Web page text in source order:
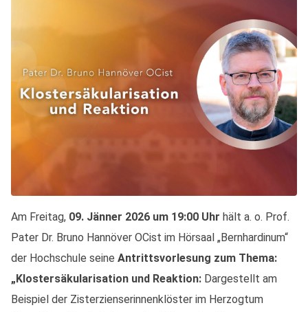
Am Freitag, 09. Jänner 2026 um 19:00 Uhr hält a. o. Prof.
Pater Dr. Bruno Hannöver OCist im Hörsaal „Bernhardinum“
der Hochschule seine Antrittsvorlesung zum Thema:
„Klostersäkularisation und Reaktion: Dargestellt am
Beispiel der Zisterzienserinnenklöster im Herzogtum